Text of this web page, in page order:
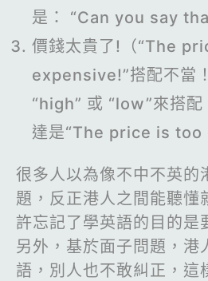
是： “Can you say
價錢太貴了!（“The
expensive!”搭配不當
“high” 或 “low”來搭
達是“The price is too
很多人以為像不中不英的
題，反正港人之間能聽懂
許忘記了學英語的目的是
另外，基於面子問題，港
語，別人也不敢糾正，這